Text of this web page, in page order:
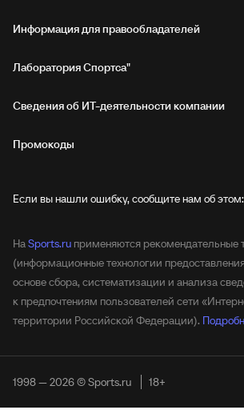
Информация для правообладателей
Лаборатория Спортса"
Сведения об ИТ‑деятельности компании
Промокоды
Если вы нашли ошибку, сообщите нам об этом:
НаSports.ru применяются рекомендательные
(информационные технологии
основе сбора, систематизации и анализа
к предпочтениям пользователей сети
территории Российской Федерации).
1998 — 2026 © Sports.ru 18+